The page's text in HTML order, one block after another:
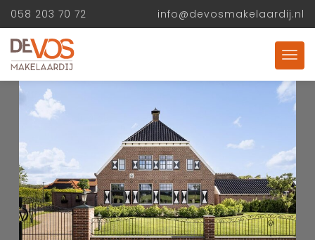
058 203 70 72 info@devosmakelaardij.nl